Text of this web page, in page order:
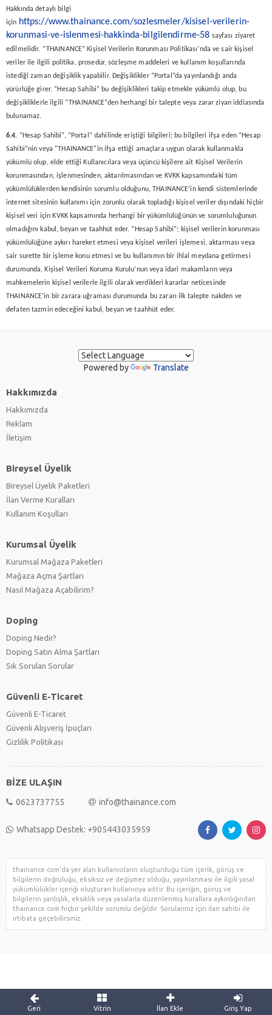
Hakkında detaylı bilgi
için https://www.thainance.com/sozlesmeler/kisisel-verilerin-
korunmasi-ve-islenmesi-hakkinda-bilgilendirme-58 sayfası ziyaret
edilmelidir. “THAINANCE” Kişisel Verilerin Korunması Politikası’nda ve sair kişisel
veriler ile ilgili politika, prosedür, sözleşme maddeleri ve kullanım koşullarında
istediği zaman değişiklik yapabilir. Değişiklikler “Portal”da yayınlandığı anda
yürürlüğe girer. “Hesap Sahibi” bu değişiklikleri takip etmekle yükümlü olup, bu
değişikliklerle ilgili “THAINANCE”den herhangi bir talepte veya zarar ziyan iddiasında
bulunamaz.
6.4. ”Hesap Sahibi”, “Portal” dahilinde eriştiği bilgileri; bu bilgileri ifşa eden “Hesap
Sahibi”nin veya "THAINANCE"in ifşa ettiği amaçlara uygun olarak kullanmakla
yükümlü olup, elde ettiği Kullanıcılara veya üçüncü kişilere ait Kişisel Verilerin
korunmasından, işlenmesinden, aktarılmasından ve KVKK kapsamındaki tüm
yükümlülüklerden kendisinin sorumlu olduğunu, THAINANCE’in kendi sistemlerinde
internet sitesinin kullanımı için zorunlu olarak topladığı kişisel veriler dışındaki hiçbir
kişisel veri için KVKK kapsamında herhangi bir yükümlülüğünün ve sorumluluğunun
olmadığını kabul, beyan ve taahhüt eder. “Hesap Sahibi”; kişisel verilerin korunması
yükümlülüğüne aykırı hareket etmesi veya kişisel verileri işlemesi, aktarması veya
sair surette bir işleme konu etmesi ve bu kullanımın bir ihlal meydana getirmesi
durumunda, Kişisel Verileri Koruma Kurulu’nun veya idari makamların veya
mahkemelerin kişisel verilerle ilgili olarak verdikleri kararlar neticesinde
THAINANCE’in bir zarara uğraması durumunda bu zararı ilk talepte nakden ve
defaten tazmin edeceğini kabul, beyan ve taahhüt eder.
Powered by Translate
Hakkımızda
Hakkımızda
Reklam
İletişim
Bireysel Üyelik
Bireysel Üyelik Paketleri
İlan Verme Kuralları
Kullanım Koşulları
Kurumsal Üyelik
Kurumsal Mağaza Paketleri
Mağaza Açma Şartları
Nasıl Mağaza Açabilirim?
Doping
Doping Nedir?
Doping Satın Alma Şartları
Sık Sorulan Sorular
Güvenli E-Ticaret
Güvenli E-Ticaret
Güvenli Alışveriş İpuçları
Gizlilik Politikası
BİZE ULAŞIN
0623737755 info@thainance.com
Whatsapp Destek: +905443035959
thainance.com'da yer alan kullanıcıların oluşturduğu tüm içerik, görüş ve
bilgilerin doğruluğu, eksiksiz ve değişmez olduğu, yayınlanması ile ilgili yasal
yükümlülükler içeriği oluşturan kullanıcıya aittir. Bu içeriğin, görüş ve
bilgilerin yanlışlık, eksiklik veya yasalarla düzenlenmiş kurallara aykırılığından
thainance.com hiçbir şekilde sorumlu değildir. Sorularınız için ilan sahibi ile
irtibata geçebilirsiniz.
Geri Vitrin İlan Ekle Giriş Yap